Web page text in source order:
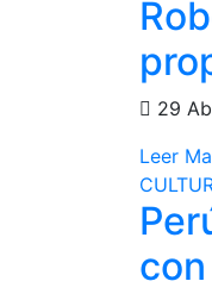
29
Leer